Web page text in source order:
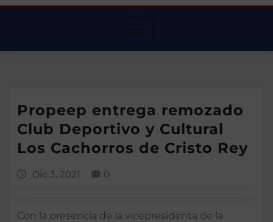
Propeep entrega remozado
Club Deportivo y Cultural
Los Cachorros de Cristo Rey
Dic 3, 2021 0
Con la presencia de la vicepresidenta de la